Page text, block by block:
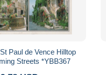
Paul de Vence Hilltop
Streets *YBB367